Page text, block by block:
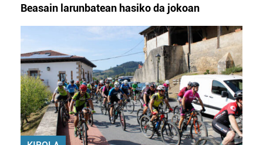
Beasain larunbatean hasiko da jokoan